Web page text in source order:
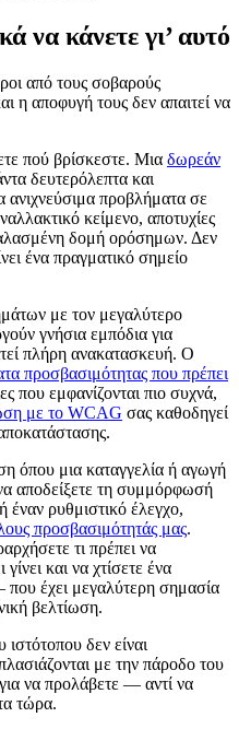
να κάνετε γι’ αυτό
από τους σοβαρούς
η αποφυγή τους δεν απαιτεί να
πού βρίσκεστε. Μια δωρεάν
δευτερόλεπτα και
ανιχνεύσιμα προβλήματα σε
κείμενο, αποτυχίες
δομή ορόσημων. Δεν
ένα πραγματικό σημείο
με τον μεγαλύτερο
γνήσια εμπόδια για
πλήρη ανακατασκευή. Ο
προσβασιμότητας που πρέπει
που εμφανίζονται πιο συχνά,
με το WCAG σας καθοδηγεί
όπου μια καταγγελία ή αγωγή
να αποδείξετε τη συμμόρφωσή
έναν ρυθμιστικό έλεγχο,
προσβασιμότητάς μας.
τι πρέπει να
και να χτίσετε ένα
που έχει μεγαλύτερη σημασία
βελτίωση.
δεν είναι
με την πάροδο του
να προλάβετε — αντί να
τώρα.